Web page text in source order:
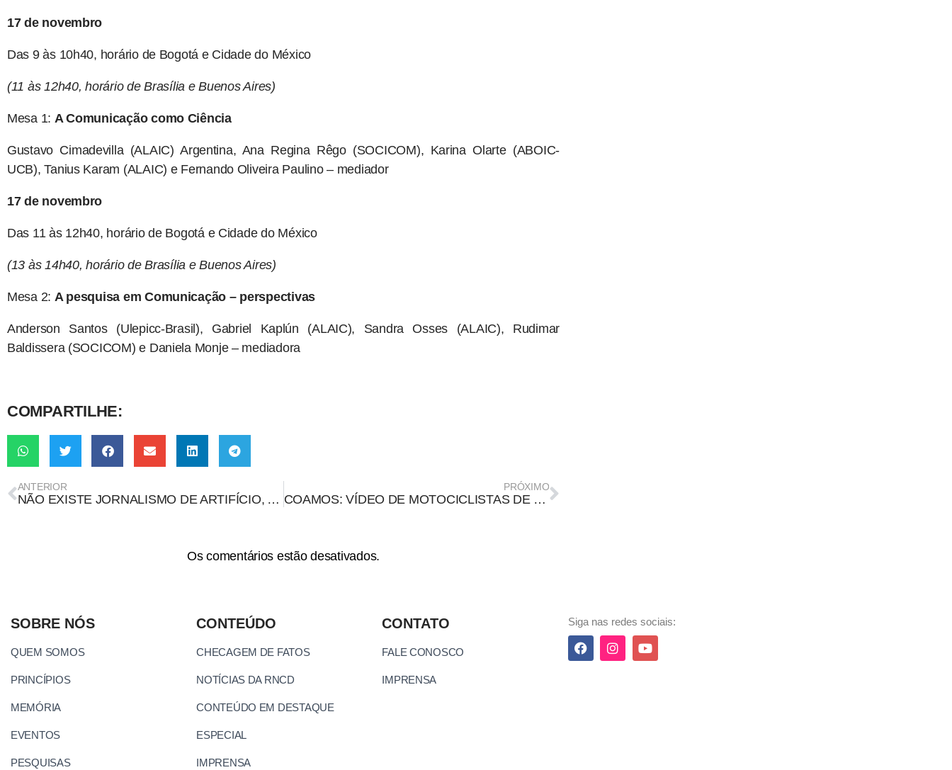
17 de novembro
Das 9 às 10h40, horário de Bogotá e Cidade do México
(11 às 12h40, horário de Brasília e Buenos Aires)
Mesa 1: A Comunicação como Ciência
Gustavo Cimadevilla (ALAIC) Argentina, Ana Regina Rêgo (SOCICOM), Karina Olarte (ABOIC-
UCB), Tanius Karam (ALAIC) e Fernando Oliveira Paulino – mediador
17 de novembro
Das 11 às 12h40, horário de Bogotá e Cidade do México
(13 às 14h40, horário de Brasília e Buenos Aires)
Mesa 2: A pesquisa em Comunicação – perspectivas
Anderson Santos (Ulepicc-Brasil), Gabriel Kaplún (ALAIC), Sandra Osses (ALAIC), Rudimar
Baldissera (SOCICOM) e Daniela Monje – mediadora
COMPARTILHE:
ANTERIOR
NÃO EXISTE JORNALISMO DE ARTIFÍCIO, ASSIM COMO NÃO EXISTE ESTUPRO CULPOSO
PRÓXIMO
COAMOS: VÍDEO DE MOTOCICLISTAS DE RONDÔNIA CRUZANDO CÂNION DO RIO POTI
Os comentários estão desativados.
SOBRE NÓS
QUEM SOMOS
PRINCÍPIOS
MEMÓRIA
EVENTOS
PESQUISAS
CONTEÚDO
CHECAGEM DE FATOS
NOTÍCIAS DA RNCD
CONTEÚDO EM DESTAQUE
ESPECIAL
IMPRENSA
CONTATO
FALE CONOSCO
IMPRENSA
Siga nas redes sociais: